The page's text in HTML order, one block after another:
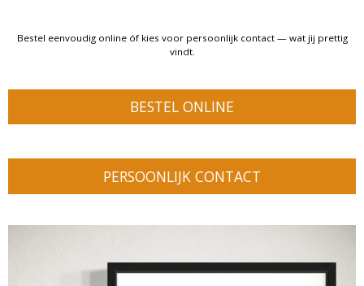
Bestel eenvoudig online óf kies voor persoonlijk contact — wat jij prettig
vindt.
BESTEL ONLINE
PERSOONLIJK CONTACT